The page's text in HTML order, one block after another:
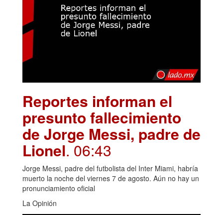
Reportes informan el
presunto fallecimiento
de Jorge Messi, padre de
Lionel. 06:43
Jorge Messi, padre del futbolista del Inter Miami, habría
muerto la noche del viernes 7 de agosto. Aún no hay un
pronunciamiento oficial
La Opinión